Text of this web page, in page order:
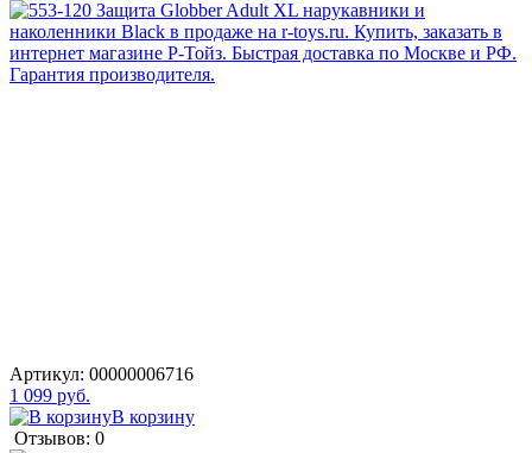
Артикул: 00000006716
1 099 руб.
В корзину
Отзывов: 0